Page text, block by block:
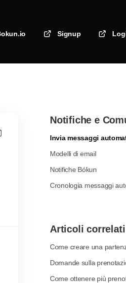
Signup
Notifiche e
Invia messaggi
Modelli di email
Notifiche Bókun
Cronologia messaggi
Articoli correlati
Come creare una
Domande sulla
Come ottenere più